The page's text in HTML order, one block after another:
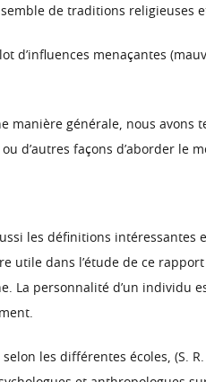
de traditions religieuses
d’influences menaçantes
manière générale, nous
d’autres façons d’aborder le
les définitions
utile dans l’étude de ce
La personnalité d’un individu
les différentes écoles, (S.